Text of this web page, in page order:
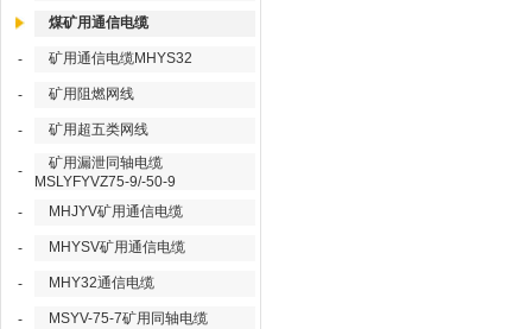
煤矿用通信电缆
- 矿用通信电缆MHYS32
- 矿用阻燃网线
- 矿用超五类网线
-
矿用漏泄同轴电缆
MSLYFYVZ75-9/-50-9
-
MHJYV矿用通信电缆
- MHYSV矿用通信电缆
- MHY32通信电缆
- MSYV-75-7矿用同轴电缆